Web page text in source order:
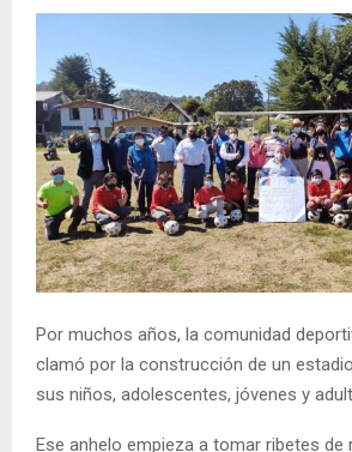
A
R
Y
M
E
N
U
Por muchos años, la comunidad
clamó por la construcción de un
sus niños, adolescentes, jóvenes y
Ese anhelo empieza a tomar ribetes de